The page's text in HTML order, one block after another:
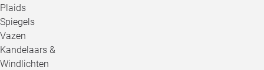
Plaids
Spiegels
Vazen
Kandelaars &
Windlichten